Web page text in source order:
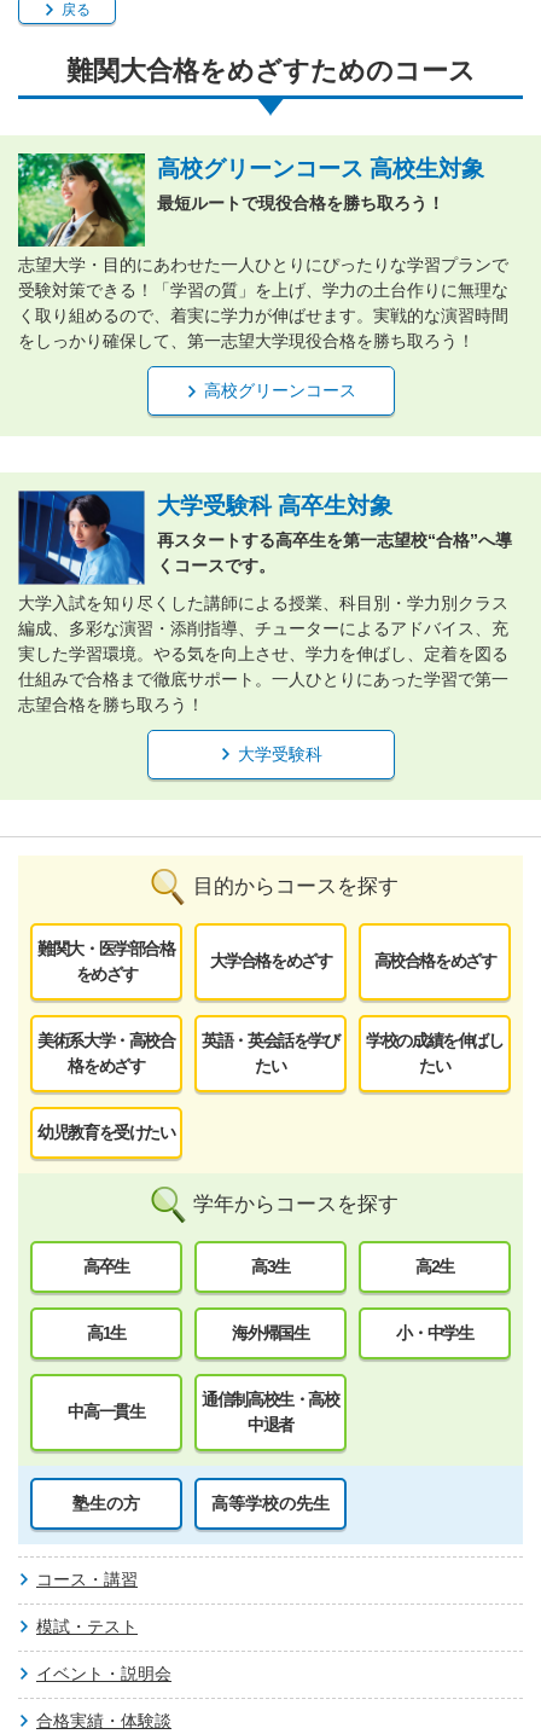
戻る
難関大合格をめざすためのコース
高校グリーンコース 高校生対象
最短ルートで現役合格を勝ち取ろう！
志望大学・目的にあわせた一人ひとりにぴったりな学習プランで
受験対策できる！「学習の質」を上げ、学力の土台作りに無理な
く取り組めるので、着実に学力が伸ばせます。実戦的な演習時間
をしっかり確保して、第一志望大学現役合格を勝ち取ろう！
高校グリーンコース
大学受験科 高卒生対象
再スタートする高卒生を第一志望校“合格”へ導
くコースです。
大学入試を知り尽くした講師による授業、科目別・学力別クラス
編成、多彩な演習・添削指導、チューターによるアドバイス、充
実した学習環境。やる気を向上させ、学力を伸ばし、定着を図る
仕組みで合格まで徹底サポート。一人ひとりにあった学習で第一
志望合格を勝ち取ろう！
大学受験科
目的からコースを探す
難関大・医学部合格
をめざす
大学合格をめざす 高校合格をめざす
美術系大学・高校合
格をめざす
英語・英会話を学び
たい
学校の成績を伸ばし
たい
幼児教育を受けたい
学年からコースを探す
高卒生 高3生 高2生
高1生 海外帰国生 小・中学生
中高一貫生
通信制高校生・高校
中退者
塾生の方 高等学校の先生
コース・講習
模試・テスト
イベント・説明会
合格実績・体験談